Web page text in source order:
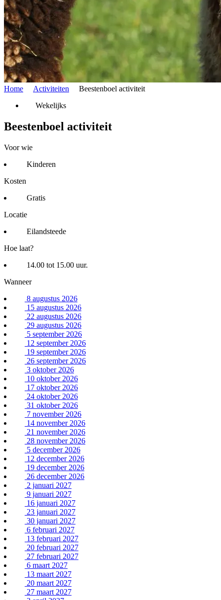
Home Activiteiten
Beestenboel activiteit
Wekelijks
Beestenboel activiteit
Voor wie
Kinderen
Kosten
Gratis
Locatie
Eilandsteede
Hoe laat?
14.00 tot 15.00 uur.
Wanneer
8 augustus 2026
15 augustus 2026
22 augustus 2026
29 augustus 2026
5 september 2026
12 september 2026
19 september 2026
26 september 2026
3 oktober 2026
10 oktober 2026
17 oktober 2026
24 oktober 2026
31 oktober 2026
7 november 2026
14 november 2026
21 november 2026
28 november 2026
5 december 2026
12 december 2026
19 december 2026
26 december 2026
2 januari 2027
9 januari 2027
16 januari 2027
23 januari 2027
30 januari 2027
6 februari 2027
13 februari 2027
20 februari 2027
27 februari 2027
6 maart 2027
13 maart 2027
20 maart 2027
27 maart 2027